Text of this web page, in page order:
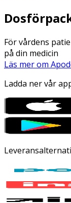
För vårdens
på din medicin
Läs mer om
Ladda ner vår